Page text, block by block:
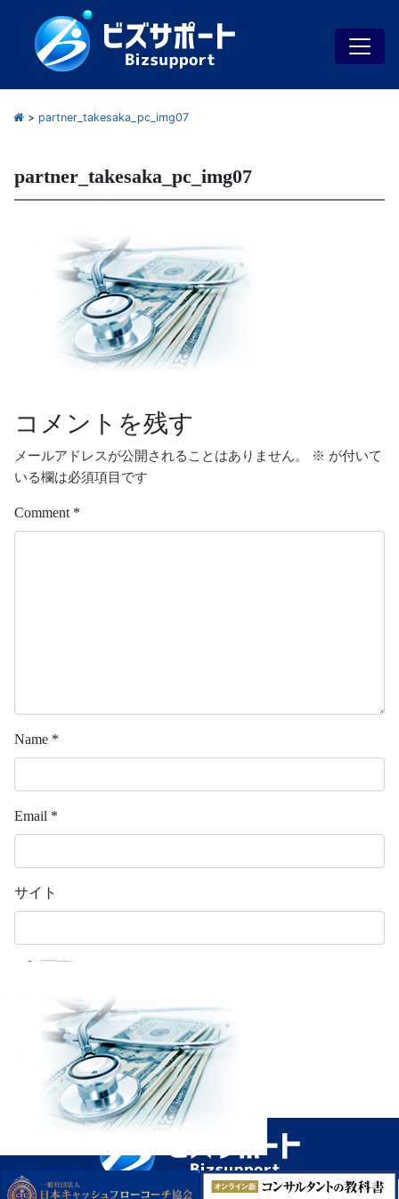
> partner_takesaka_pc_img07
partner_takesaka_pc_img07
コメントを残す
メールアドレスが公開されることはありません。 ※ が付いて
いる欄は必須項目です
Comment *
Name *
Email *
サイト
上に表示された文字を入力してください。